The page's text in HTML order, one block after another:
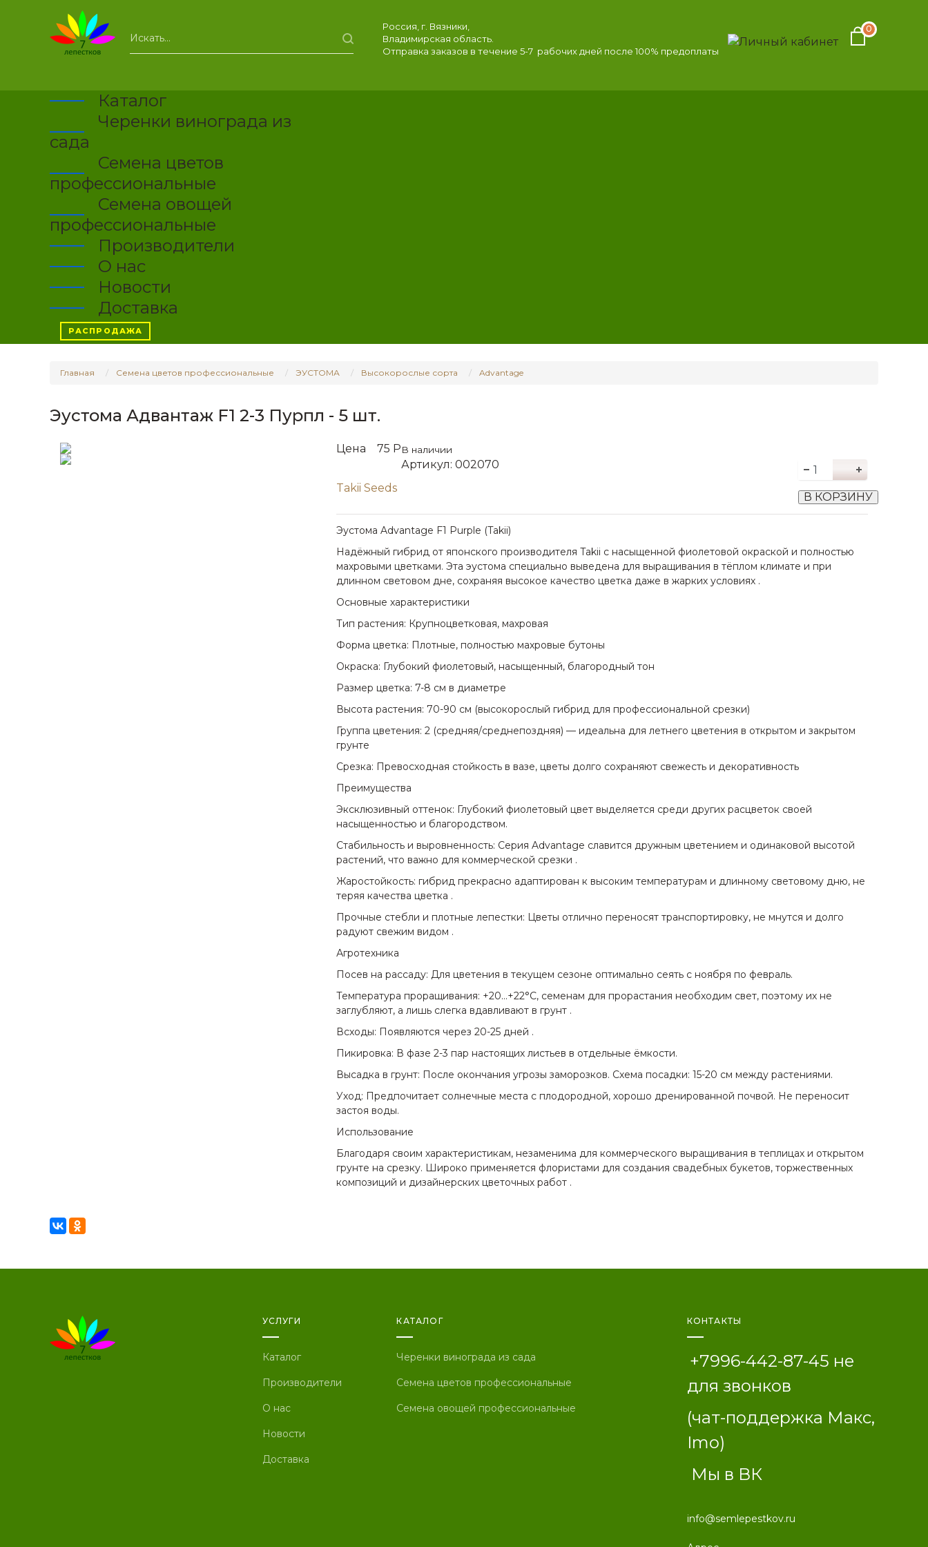
Россия, г. Вязники,
Владимирская область.
Отправка заказов в течение 5-7 рабочих дней после 100% предоплаты
0
Каталог
Черенки винограда из
сада
Семена цветов
профессиональные
Семена овощей
профессиональные
Производители
О нас
Новости
Доставка
РАСПРОДАЖА
Главная Семена цветов профессиональные ЭУСТОМА Высокорослые сорта Advantage
Эустома Адвантаж F1 2-3 Пурпл - 5 шт.
Цена 75 РВ наличии
Артикул: 002070
Takii Seeds
В КОРЗИНУ
Эустома Advantage F1 Purple (Takii)
Надёжный гибрид от японского производителя Takii с насыщенной фиолетовой окраской и полностью
махровыми цветками. Эта эустома специально выведена для выращивания в тёплом климате и при
длинном световом дне, сохраняя высокое качество цветка даже в жарких условиях .
Основные характеристики
Тип растения: Крупноцветковая, махровая
Форма цветка: Плотные, полностью махровые бутоны
Окраска: Глубокий фиолетовый, насыщенный, благородный тон
Размер цветка: 7-8 см в диаметре
Высота растения: 70-90 см (высокорослый гибрид для профессиональной срезки)
Группа цветения: 2 (средняя/среднепоздняя) — идеальна для летнего цветения в открытом и закрытом
грунте
Срезка: Превосходная стойкость в вазе, цветы долго сохраняют свежесть и декоративность
Преимущества
Эксклюзивный оттенок: Глубокий фиолетовый цвет выделяется среди других расцветок своей
насыщенностью и благородством.
Стабильность и выровненность: Серия Advantage славится дружным цветением и одинаковой высотой
растений, что важно для коммерческой срезки .
Жаростойкость: гибрид прекрасно адаптирован к высоким температурам и длинному световому дню, не
теряя качества цветка .
Прочные стебли и плотные лепестки: Цветы отлично переносят транспортировку, не мнутся и долго
радуют свежим видом .
Агротехника
Посев на рассаду: Для цветения в текущем сезоне оптимально сеять с ноября по февраль.
Температура проращивания: +20…+22°C, семенам для прорастания необходим свет, поэтому их не
заглубляют, а лишь слегка вдавливают в грунт .
Всходы: Появляются через 20-25 дней .
Пикировка: В фазе 2-3 пар настоящих листьев в отдельные ёмкости.
Высадка в грунт: После окончания угрозы заморозков. Схема посадки: 15-20 см между растениями.
Уход: Предпочитает солнечные места с плодородной, хорошо дренированной почвой. Не переносит
застоя воды.
Использование
Благодаря своим характеристикам, незаменима для коммерческого выращивания в теплицах и открытом
грунте на срезку. Широко применяется флористами для создания свадебных букетов, торжественных
композиций и дизайнерских цветочных работ .
УСЛУГИ
Каталог
Производители
О нас
Новости
Доставка
КАТАЛОГ
Черенки винограда из сада
Семена цветов профессиональные
Семена овощей профессиональные
КОНТАКТЫ
+7996-442-87-45 не
для звонков
(чат-поддержка Макс,
Imo)
Мы в ВК
info@semlepestkov.ru